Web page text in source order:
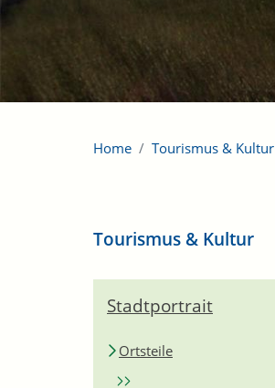
Home Tourismus & Kultur
Tourismus & Kultur
Stadtportrait
Ortsteile